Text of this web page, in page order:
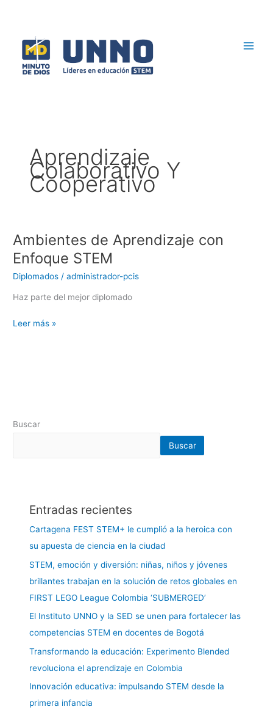
Aprendizaje
Colaborativo Y
Cooperativo
Ambientes de Aprendizaje con
Enfoque STEM
Diplomados /administrador-pcis
Haz parte del mejor diplomado
Ambientes
de
Aprendizaje
con
STEM
Leer más »
Buscar
Buscar
Entradas recientes
Cartagena FEST STEM+ le cumplió a la heroica con
su apuesta de ciencia en la ciudad
STEM, emoción y diversión: niñas, niños y jóvenes
brillantes trabajan en la solución de retos globales en
FIRST LEGO League Colombia ‘SUBMERGED’
El Instituto UNNO y la SED se unen para fortalecer las
competencias STEM en docentes de Bogotá
Transformando la educación: Experimento Blended
revoluciona el aprendizaje en Colombia
Innovación educativa: impulsando STEM desde la
primera infancia